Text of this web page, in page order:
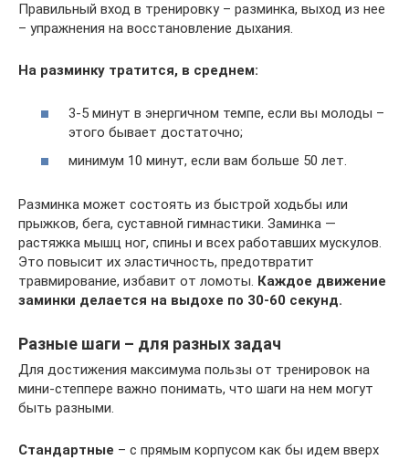
Правильный вход в тренировку – разминка, выход из нее
– упражнения на восстановление дыхания.
На разминку тратится, в среднем:
3-5 минут в энергичном темпе, если вы молоды –
этого бывает достаточно;
минимум 10 минут, если вам больше 50 лет.
Разминка может состоять из быстрой ходьбы или
прыжков, бега, суставной гимнастики. Заминка —
растяжка мышц ног, спины и всех работавших мускулов.
Это повысит их эластичность, предотвратит
травмирование, избавит от ломоты. Каждое движение
заминки делается на выдохе по 30-60 секунд.
Разные шаги – для разных задач
Для достижения максимума пользы от тренировок на
мини-степпере важно понимать, что шаги на нем могут
быть разными.
Стандартные – с прямым корпусом как бы идем вверх